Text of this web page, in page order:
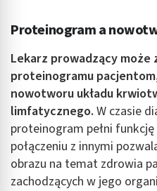
Proteinogram a
Lekarz prowadzący może
proteinogramu
nowotworu układu
limfatycznego.W czasie
proteinogram pełni
połączeniu z innymi
obrazu na temat zdrowia
zachodzących w jego